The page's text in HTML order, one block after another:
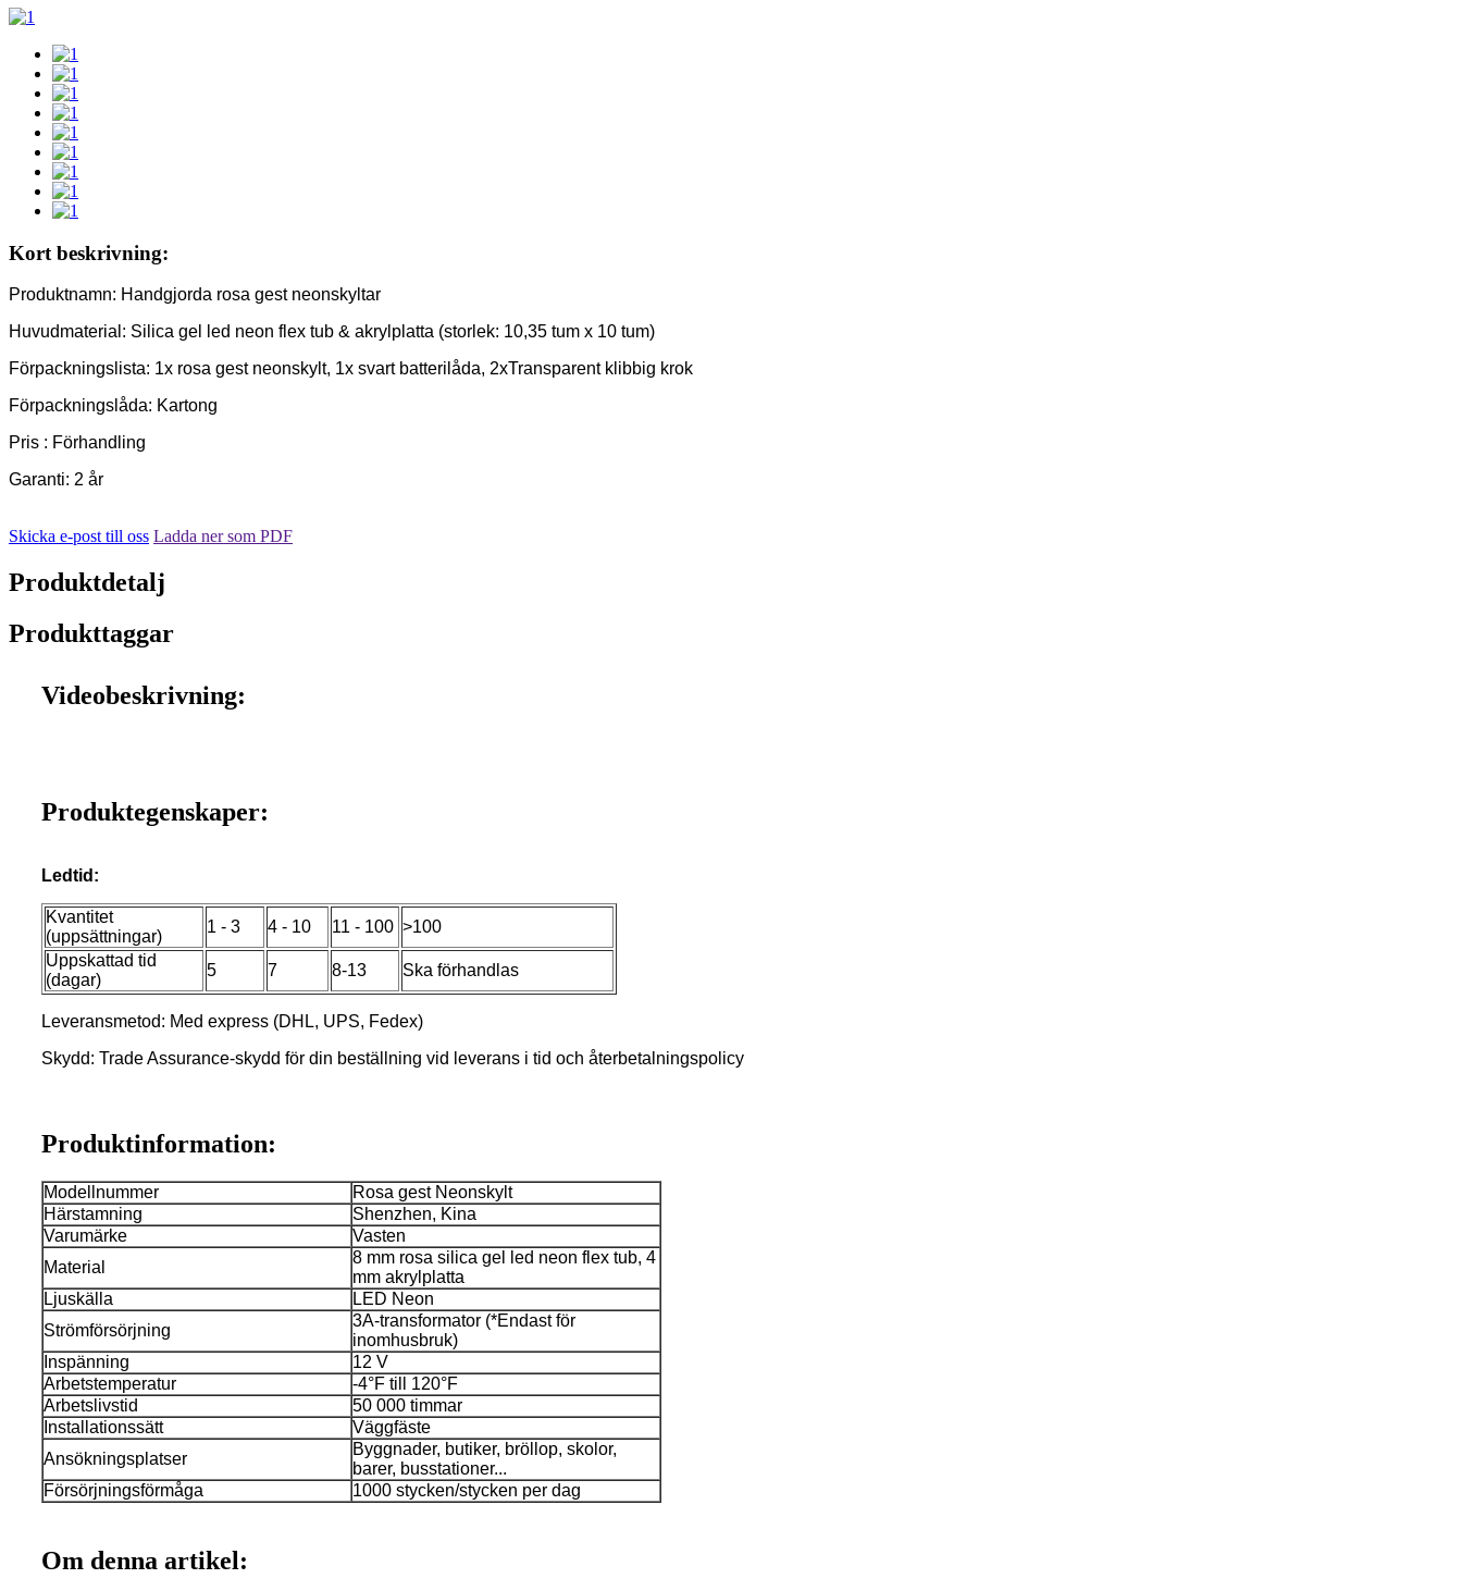
Kort beskrivning:
Produktnamn: Handgjorda rosa gest neonskyltar
Huvudmaterial: Silica gel led neon flex tub & akrylplatta (storlek: 10,35 tum x 10 tum)
Förpackningslista: 1x rosa gest neonskylt, 1x svart batterilåda, 2xTransparent klibbig krok
Förpackningslåda: Kartong
Pris : Förhandling
Garanti: 2 år
Skicka e-post till oss Ladda ner som PDF
Produktdetalj
Produkttaggar
Videobeskrivning:
Produktegenskaper:
Ledtid:
Kvantitet
(uppsättningar)
1 - 3 4 - 10 11 - 100 >100
Uppskattad tid
(dagar)
5 7 8-13 Ska förhandlas
Leveransmetod: Med express (DHL, UPS, Fedex)
Skydd: Trade Assurance-skydd för din beställning vid leverans i tid och återbetalningspolicy
Produktinformation:
Modellnummer
Rosa gest Neonskylt
Härstamning
Shenzhen, Kina
Varumärke
Vasten
Material
8 mm rosa silica gel led neon flex tub, 4
mm akrylplatta
Ljuskälla
LED Neon
Strömförsörjning
3A-transformator (*Endast för
inomhusbruk)
Inspänning
12 V
Arbetstemperatur
-4°F till 120°F
Arbetslivstid
50 000 timmar
Installationssätt
Väggfäste
Ansökningsplatser
Byggnader, butiker, bröllop, skolor,
barer, busstationer...
Försörjningsförmåga
1000 stycken/stycken per dag
Om denna artikel: